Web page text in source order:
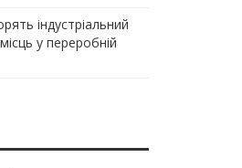
індустріальний
у переробній